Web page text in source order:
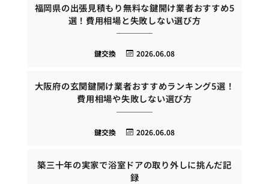
福岡県の出張見積もり無料な鍵開け業者おすすめ5
選！費用相場と失敗しない選び方
2026.06.08
鍵交換
大阪府の玄関鍵開け業者おすすめランキング5選！
費用相場や失敗しない選び方
2026.06.08
鍵交換
築三十年の実家で浴室ドアの取り外しに挑んだ記
録